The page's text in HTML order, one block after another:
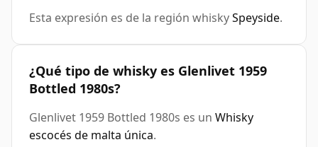
Esta expresión es de la región whiskySpeyside.
¿Qué tipo de whisky es Glenlivet 1959
Bottled 1980s?
Glenlivet 1959 Bottled 1980s es un Whisky
escocés de malta única.